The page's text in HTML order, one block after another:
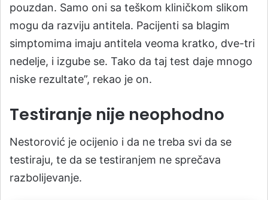
pouzdan. Samo oni sa teškom kliničkom slikom
mogu da razviju antitela. Pacijenti sa blagim
simptomima imaju antitela veoma kratko, dve-tri
nedelje, i izgube se. Tako da taj test daje mnogo
niske rezultate”, rekao je on.
Testiranje nije neophodno
Nestorović je ocijenio i da ne treba svi da se
testiraju, te da se testiranjem ne sprečava
razbolijevanje.